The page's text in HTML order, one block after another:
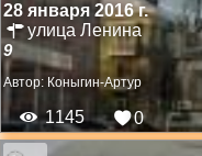
28 января 2016 г.
улица Ленина
9
Автор: Коныгин-Артур
1145 0